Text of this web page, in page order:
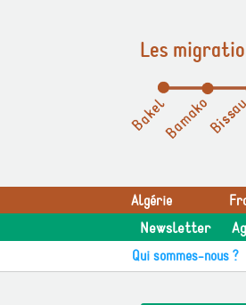
Les
Algérie
Newsletter
Qui sommes-nous ?